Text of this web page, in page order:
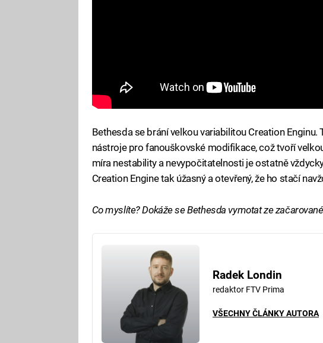
Bethesda se brání velkou variabilitou Creation Enginu.
nástroje pro fanouškovské modifikace, což tvoří
míra nestability a nevypočitatelnosti je ostatně
Creation Engine tak úžasný a otevřený, že ho stačí
Co myslíte? Dokáže se Bethesda vymotat ze
Radek Londin
redaktor FTV Prima
VŠECHNY ČLÁNKY AUTORA